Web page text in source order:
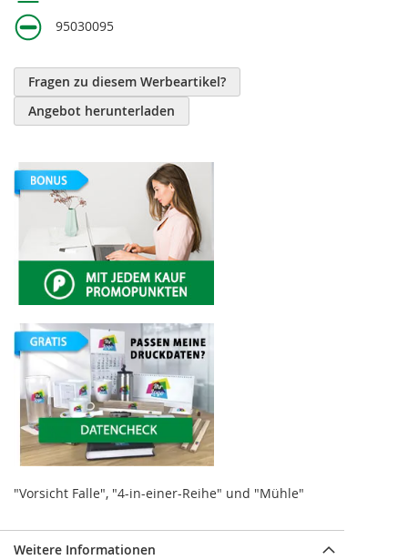
95030095
Fragen zu diesem Werbeartikel?
Angebot herunterladen
"Vorsicht Falle", "4-in-einer-Reihe" und "Mühle"
Weitere Informationen